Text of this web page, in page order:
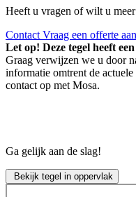
Heeft u vragen of wilt u
Contact Vraag een offerte aan
Let op! Deze tegel heeft
Graag verwijzen we u door
informatie omtrent de
contact op met Mosa.
Ga gelijk aan de slag!
Bekijk tegel in oppervlak